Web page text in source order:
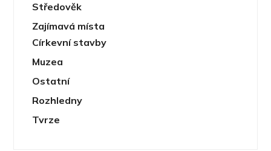
Středověk
Zajímavá místa
Církevní stavby
Muzea
Ostatní
Rozhledny
Tvrze